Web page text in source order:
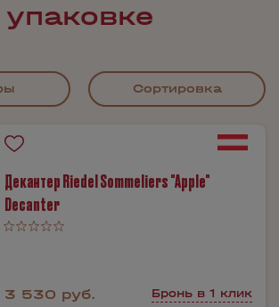
упаковке
Сортировка
Декантер Riedel Sommeliers "Apple"
Decanter
3 530 руб. Бронь в 1 клик